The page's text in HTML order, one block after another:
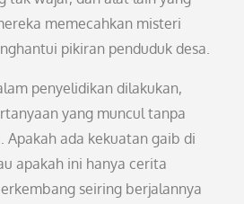
memecahkan misteri
pikiran penduduk desa.
penyelidikan dilakukan,
yang muncul tanpa
Apakah ada kekuatan gaib di
apakah ini hanya cerita
seiring berjalannya